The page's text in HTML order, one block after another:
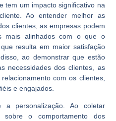
tem um impacto significativo na
Ao entender melhor as
clientes, as empresas podem
mais alinhados com o que o
resulta em maior satisfação
ao demonstrar que estão
necessidades dos clientes, as
com os clientes,
e engajados.
a personalização. Ao coletar
o comportamento dos